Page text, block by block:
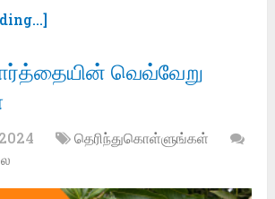
வெவ்வேறு
தெரிந்துகொள்ளுங்கள்